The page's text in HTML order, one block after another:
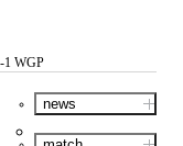
1 WGP
news